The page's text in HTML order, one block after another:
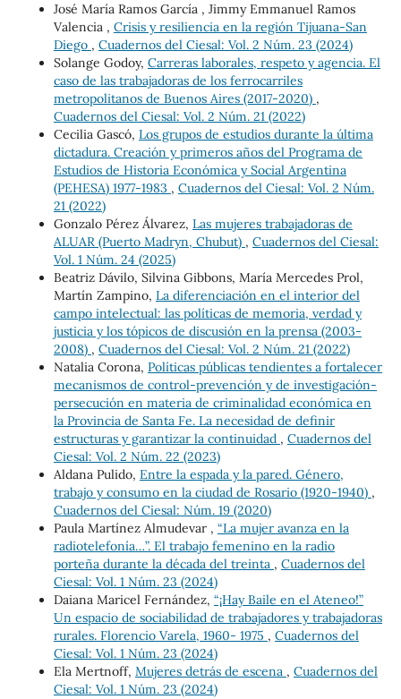
José María Ramos García , Jimmy Emmanuel Ramos
Valencia , Crisis y resiliencia en la región Tijuana-San
Diego , Cuadernos del Ciesal: Vol. 2 Núm. 23 (2024)
Solange Godoy, Carreras laborales, respeto y agencia. El
caso de las trabajadoras de los ferrocarriles
metropolitanos de Buenos Aires (2017-2020) ,
Cuadernos del Ciesal: Vol. 2 Núm. 21 (2022)
Cecilia Gascó, Los grupos de estudios durante la última
dictadura. Creación y primeros años del Programa de
Estudios de Historia Económica y Social Argentina
(PEHESA) 1977-1983 , Cuadernos del Ciesal: Vol. 2 Núm.
21 (2022)
Gonzalo Pérez Álvarez, Las mujeres trabajadoras de
ALUAR (Puerto Madryn, Chubut) , Cuadernos del Ciesal:
Vol. 1 Núm. 24 (2025)
Beatriz Dávilo, Silvina Gibbons, María Mercedes Prol,
Martín Zampino, La diferenciación en el interior del
campo intelectual: las políticas de memoria, verdad y
justicia y los tópicos de discusión en la prensa (2003-
2008) , Cuadernos del Ciesal: Vol. 2 Núm. 21 (2022)
Natalia Corona, Políticas públicas tendientes a fortalecer
mecanismos de control-prevención y de investigación-
persecución en materia de criminalidad económica en
la Provincia de Santa Fe. La necesidad de definir
estructuras y garantizar la continuidad , Cuadernos del
Ciesal: Vol. 2 Núm. 22 (2023)
Aldana Pulido, Entre la espada y la pared. Género,
trabajo y consumo en la ciudad de Rosario (1920-1940) ,
Cuadernos del Ciesal: Núm. 19 (2020)
Paula Martínez Almudevar , “La mujer avanza en la
radiotelefonía…”. El trabajo femenino en la radio
porteña durante la década del treinta , Cuadernos del
Ciesal: Vol. 1 Núm. 23 (2024)
Daiana Maricel Fernández, “¡Hay Baile en el Ateneo!”
Un espacio de sociabilidad de trabajadores y trabajadoras
rurales. Florencio Varela, 1960- 1975 , Cuadernos del
Ciesal: Vol. 1 Núm. 23 (2024)
Ela Mertnoff, Mujeres detrás de escena , Cuadernos del
Ciesal: Vol. 1 Núm. 23 (2024)